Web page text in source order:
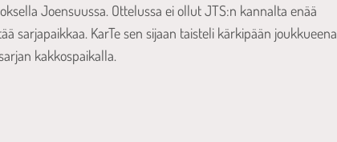
Joensuussa. Ottelussa ei ollut JTS:n kannalta enää
sarjapaikkaa. KarTe sen sijaan taisteli kärkipään joukkueena
kakkospaikalla.